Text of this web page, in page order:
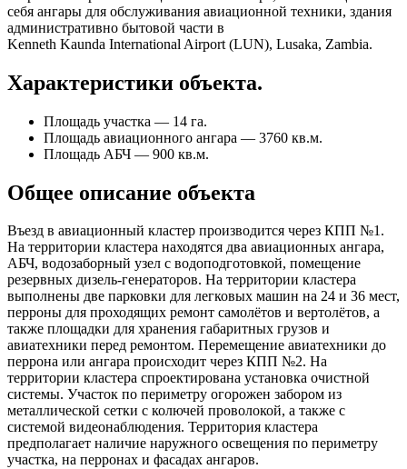
себя ангары для обслуживания авиационной техники, здания
административно бытовой части в
Kenneth Kaunda International Airport (LUN), Lusaka, Zambia.
Характеристики объекта.
Площадь участка — 14 га.
Площадь авиационного ангара — 3760 кв.м.
Площадь АБЧ — 900 кв.м.
Общее описание объекта
Въезд в авиационный кластер производится через КПП №1.
На территории кластера находятся два авиационных ангара,
АБЧ, водозаборный узел с водоподготовкой, помещение
резервных дизель-генераторов. На территории кластера
выполнены две парковки для легковых машин на 24 и 36 мест,
перроны для проходящих ремонт самолётов и вертолётов, а
также площадки для хранения габаритных грузов и
авиатехники перед ремонтом. Перемещение авиатехники до
перрона или ангара происходит через КПП №2. На
территории кластера спроектирована установка очистной
системы. Участок по периметру огорожен забором из
металлической сетки с колючей проволокой, а также с
системой видеонаблюдения. Территория кластера
предполагает наличие наружного освещения по периметру
участка, на перронах и фасадах ангаров.